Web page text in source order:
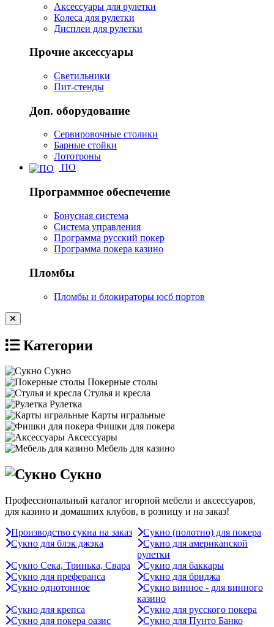
Аксессуары для рулетки
Колеса для рулетки
Дисплеи для рулетки
Прочие аксессуары
Светильники
Пит-стенды
Доп. оборудование
Сервировочные столики
Барные стойки
Лототроны
ПО
Программное обеспечение
Бонусная система
Система управления
Программа русский покер
Программа покера казино
Пломбы
Пломбы и блокираторы юсб портов
Категории
Сукно
Покерные столы
Стулья и кресла
Рулетка
Карты игральные
Фишки для покера
Аксессуары
Мебель для казино
Сукно
Профессиональный каталог игорной мебели и аксессуаров,
для казино и домашних клубов, в розницу и на заказ!
Производство сукна на заказ
Сукно (полотно) для покера
Сукно для блэк джэка
Сукно для американской
рулетки
Сукно Сека, Тринька, Свара
Сукно для баккары
Сукно для преферанса
Сукно для бриджа
Сукно однотонное
Сукно винное - для винного
казино
Сукно для крепса
Сукно для русского покера
Сукно для покера оазис
Сукно для Пунто Банко